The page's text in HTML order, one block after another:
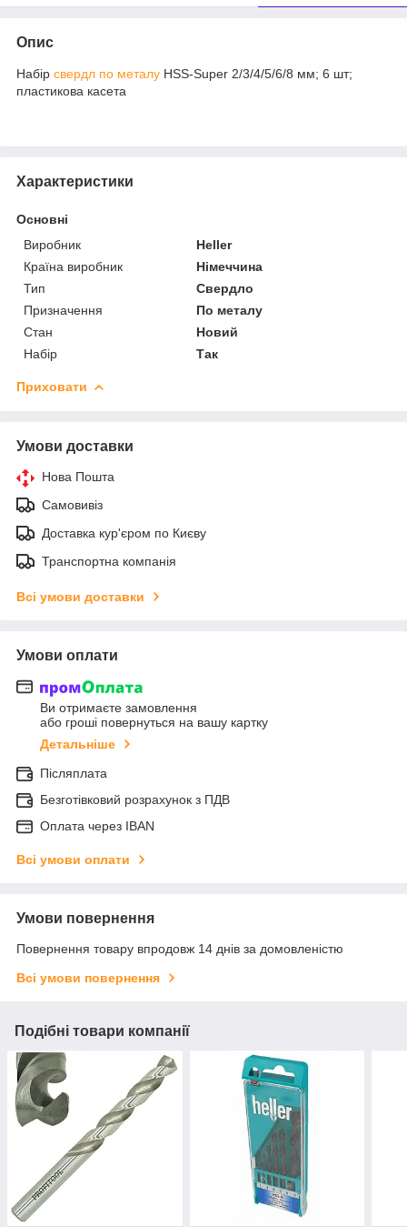
Опис
Набір свердл по металу HSS-Super 2/3/4/5/6/8 мм; 6 шт;
пластикова касета
Характеристики
Основні
Виробник
Heller
Країна виробник
Німеччина
Тип
Свердло
Призначення
По металу
Стан
Новий
Набір
Так
Приховати
Умови доставки
Нова Пошта
Самовивіз
Доставка кур'єром по Києву
Транспортна компанія
Всі умови доставки
Умови оплати
Ви отримаєте замовлення
або гроші повернуться на вашу картку
Детальніше
Післяплата
Безготівковий розрахунок з ПДВ
Оплата через IBAN
Всі умови оплати
Умови повернення
Повернення товару впродовж 14 днів за домовленістю
Всі умови повернення
Подібні товари компанії